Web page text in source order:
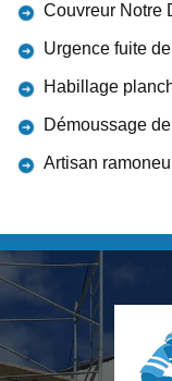
Couvreur Notre
Urgence fuite
Habillage
Démoussage
Artisan